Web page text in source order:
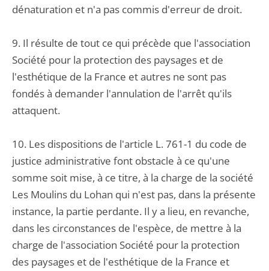
dénaturation et n'a pas commis d'erreur de droit.
9. Il résulte de tout ce qui précède que l'association
Société pour la protection des paysages et de
l'esthétique de la France et autres ne sont pas
fondés à demander l'annulation de l'arrêt qu'ils
attaquent.
10. Les dispositions de l'article L. 761-1 du code de
justice administrative font obstacle à ce qu'une
somme soit mise, à ce titre, à la charge de la société
Les Moulins du Lohan qui n'est pas, dans la présente
instance, la partie perdante. Il y a lieu, en revanche,
dans les circonstances de l'espèce, de mettre à la
charge de l'association Société pour la protection
des paysages et de l'esthétique de la France et